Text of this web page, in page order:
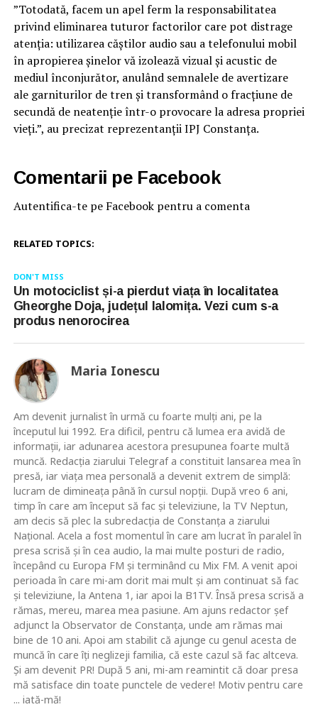
”Totodată, facem un apel ferm la responsabilitatea
privind eliminarea tuturor factorilor care pot distrage
atenția: utilizarea căștilor audio sau a telefonului mobil
în apropierea șinelor vă izolează vizual și acustic de
mediul înconjurător, anulând semnalele de avertizare
ale garniturilor de tren și transformând o fracțiune de
secundă de neatenție într-o provocare la adresa propriei
vieți.”, au precizat reprezentanții IPJ Constanța.
Comentarii pe Facebook
Autentifica-te pe Facebook pentru a comenta
RELATED TOPICS:
DON'T MISS
Un motociclist și-a pierdut viața în localitatea
Gheorghe Doja, județul Ialomița. Vezi cum s-a
produs nenorocirea
Maria Ionescu
Am devenit jurnalist în urmă cu foarte mulţi ani, pe la
începutul lui 1992. Era dificil, pentru că lumea era avidă de
informaţii, iar adunarea acestora presupunea foarte multă
muncă. Redacţia ziarului Telegraf a constituit lansarea mea în
presă, iar viaţa mea personală a devenit extrem de simplă:
lucram de dimineaţa până în cursul nopţii. După vreo 6 ani,
timp în care am început să fac şi televiziune, la TV Neptun,
am decis să plec la subredacţia de Constanţa a ziarului
Naţional. Acela a fost momentul în care am lucrat în paralel în
presa scrisă şi în cea audio, la mai multe posturi de radio,
începând cu Europa FM şi terminând cu Mix FM. A venit apoi
perioada în care mi-am dorit mai mult şi am continuat să fac
şi televiziune, la Antena 1, iar apoi la B1TV. Însă presa scrisă a
rămas, mereu, marea mea pasiune. Am ajuns redactor şef
adjunct la Observator de Constanţa, unde am rămas mai
bine de 10 ani. Apoi am stabilit că ajunge cu genul acesta de
muncă în care îţi neglizeji familia, că este cazul să fac altceva.
Şi am devenit PR! După 5 ani, mi-am reamintit că doar presa
mă satisface din toate punctele de vedere! Motiv pentru care
... iată-mă!